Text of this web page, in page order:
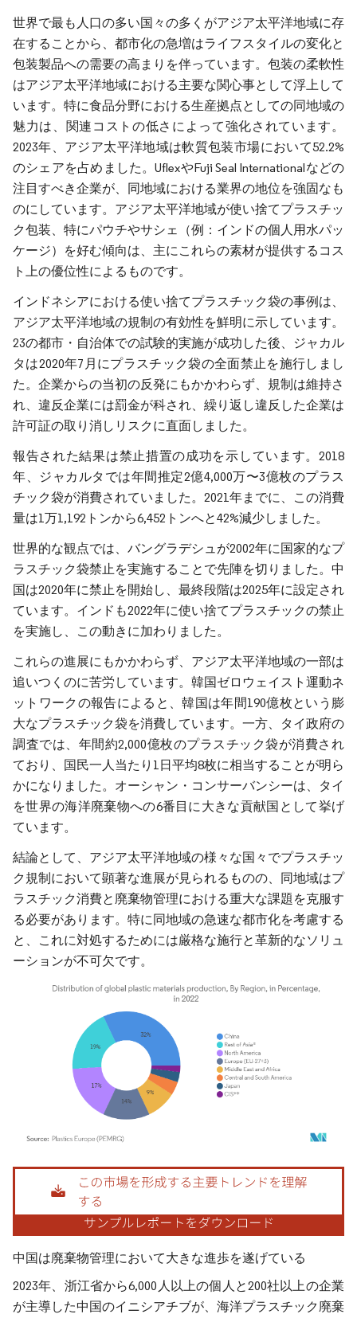
世界で最も人口の多い国々の多くがアジア太平洋地域に存
在することから、都市化の急増はライフスタイルの変化と
包装製品への需要の高まりを伴っています。包装の柔軟性
はアジア太平洋地域における主要な関心事として浮上して
います。特に食品分野における生産拠点としての同地域の
魅力は、関連コストの低さによって強化されています。
2023年、アジア太平洋地域は軟質包装市場において52.2%
のシェアを占めました。UflexやFuji Seal Internationalなどの
注目すべき企業が、同地域における業界の地位を強固なも
のにしています。アジア太平洋地域が使い捨てプラスチッ
ク包装、特にパウチやサシェ（例：インドの個人用水パッ
ケージ）を好む傾向は、主にこれらの素材が提供するコス
ト上の優位性によるものです。
インドネシアにおける使い捨てプラスチック袋の事例は、
アジア太平洋地域の規制の有効性を鮮明に示しています。
23の都市・自治体での試験的実施が成功した後、ジャカル
タは2020年7月にプラスチック袋の全面禁止を施行しまし
た。企業からの当初の反発にもかかわらず、規制は維持さ
れ、違反企業には罰金が科され、繰り返し違反した企業は
許可証の取り消しリスクに直面しました。
報告された結果は禁止措置の成功を示しています。2018
年、ジャカルタでは年間推定2億4,000万〜3億枚のプラス
チック袋が消費されていました。2021年までに、この消費
量は1万1,192トンから6,452トンへと42%減少しました。
世界的な観点では、バングラデシュが2002年に国家的なプ
ラスチック袋禁止を実施することで先陣を切りました。中
国は2020年に禁止を開始し、最終段階は2025年に設定され
ています。インドも2022年に使い捨てプラスチックの禁止
を実施し、この動きに加わりました。
これらの進展にもかかわらず、アジア太平洋地域の一部は
追いつくのに苦労しています。韓国ゼロウェイスト運動ネ
ットワークの報告によると、韓国は年間190億枚という膨
大なプラスチック袋を消費しています。一方、タイ政府の
調査では、年間約2,000億枚のプラスチック袋が消費され
ており、国民一人当たり1日平均8枚に相当することが明ら
かになりました。オーシャン・コンサーバンシーは、タイ
を世界の海洋廃棄物への6番目に大きな貢献国として挙げ
ています。
結論として、アジア太平洋地域の様々な国々でプラスチッ
ク規制において顕著な進展が見られるものの、同地域はプ
ラスチック消費と廃棄物管理における重大な課題を克服す
る必要があります。特に同地域の急速な都市化を考慮する
と、これに対処するためには厳格な施行と革新的なソリュ
ーションが不可欠です。
画像 © Mordor Intelligence。再利用にはCC BY 4.0の表示が必要です。
中国は廃棄物管理において大きな進歩を遂げている
2023年、浙江省から6,000人以上の個人と200社以上の企業
が主導した中国のイニシアチブが、海洋プラスチック廃棄